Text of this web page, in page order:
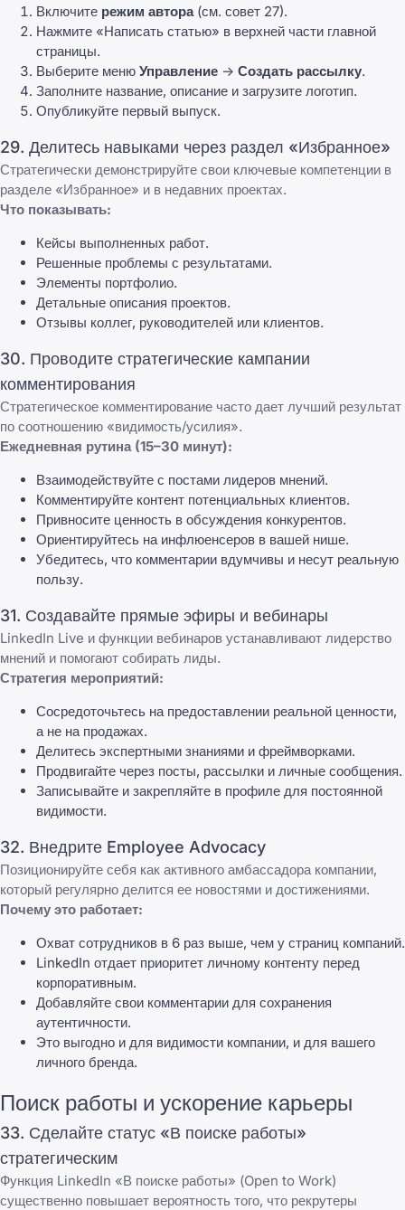
Включите режим автора(см. совет 27).
Нажмите «Написать статью» в верхней части главной
страницы.
Выберите меню Управление -> Создать рассылку.
Заполните название, описание и загрузите логотип.
Опубликуйте первый выпуск.
29. Делитесь навыками через раздел «Избранное»
Стратегически демонстрируйте свои ключевые компетенции в
разделе «Избранное» и в недавних проектах.
Что показывать:
Кейсы выполненных работ.
Решенные проблемы с результатами.
Элементы портфолио.
Детальные описания проектов.
Отзывы коллег, руководителей или клиентов.
30. Проводите стратегические кампании
комментирования
Стратегическое комментирование часто дает лучший результат
по соотношению «видимость/усилия».
Ежедневная рутина (15–30 минут):
Взаимодействуйте с постами лидеров мнений.
Комментируйте контент потенциальных клиентов.
Привносите ценность в обсуждения конкурентов.
Ориентируйтесь на инфлюенсеров в вашей нише.
Убедитесь, что комментарии вдумчивы и несут реальную
пользу.
31. Создавайте прямые эфиры и вебинары
LinkedIn Live и функции вебинаров устанавливают лидерство
мнений и помогают собирать лиды.
Стратегия мероприятий:
Сосредоточьтесь на предоставлении реальной ценности,
а не на продажах.
Делитесь экспертными знаниями и фреймворками.
Продвигайте через посты, рассылки и личные сообщения.
Записывайте и закрепляйте в профиле для постоянной
видимости.
32. Внедрите Employee Advocacy
Позиционируйте себя как активного амбассадора компании,
который регулярно делится ее новостями и достижениями.
Почему это работает:
Охват сотрудников в 6 раз выше, чем у страниц компаний.
LinkedIn отдает приоритет личному контенту перед
корпоративным.
Добавляйте свои комментарии для сохранения
аутентичности.
Это выгодно и для видимости компании, и для вашего
личного бренда.
Поиск работы и ускорение карьеры
33. Сделайте статус «В поиске работы»
стратегическим
Функция LinkedIn «В поиске работы» (Open to Work)
существенно повышает вероятность того, что рекрутеры